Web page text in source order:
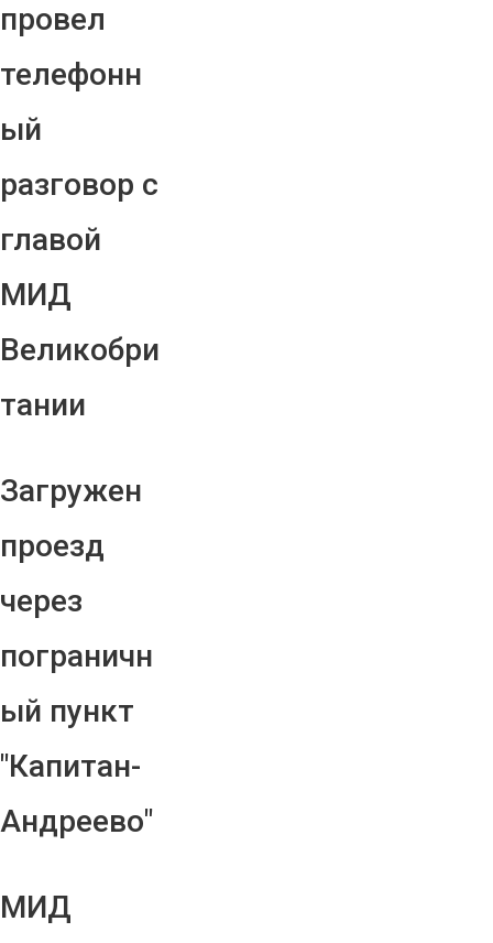
провел
телефонн
ый
разговор с
главой
МИД
Великобри
тании
Загружен
проезд
через
пограничн
ый пункт
"Капитан-
Андреево"
МИД